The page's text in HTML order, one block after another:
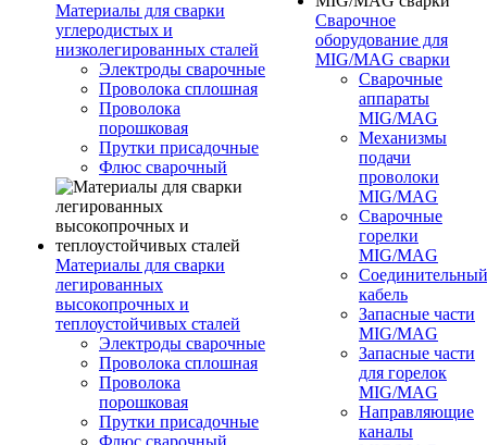
Материалы для сварки
углеродистых и
низколегированных сталей
Электроды сварочные
Проволока сплошная
Проволока
порошковая
Прутки присадочные
Флюс сварочный
Материалы для сварки
легированных
высокопрочных и
теплоустойчивых сталей
Электроды сварочные
Проволока сплошная
Проволока
порошковая
Прутки присадочные
Флюс сварочный
Сварочное
оборудование для
MIG/MAG сварки
Сварочные
аппараты
MIG/MAG
Механизмы
подачи
проволоки
MIG/MAG
Сварочные
горелки
MIG/MAG
Соединительный
кабель
Запасные части
MIG/MAG
Запасные части
для горелок
MIG/MAG
Направляющие
каналы